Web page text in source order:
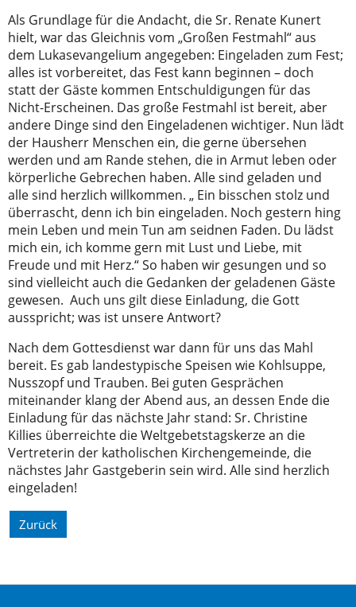
Als Grundlage für die Andacht, die Sr. Renate Kunert
hielt, war das Gleichnis vom „Großen Festmahl“ aus
dem Lukasevangelium angegeben: Eingeladen zum Fest;
alles ist vorbereitet, das Fest kann beginnen – doch
statt der Gäste kommen Entschuldigungen für das
Nicht-Erscheinen. Das große Festmahl ist bereit, aber
andere Dinge sind den Eingeladenen wichtiger. Nun lädt
der Hausherr Menschen ein, die gerne übersehen
werden und am Rande stehen, die in Armut leben oder
körperliche Gebrechen haben. Alle sind geladen und
alle sind herzlich willkommen. „ Ein bisschen stolz und
überrascht, denn ich bin eingeladen. Noch gestern hing
mein Leben und mein Tun am seidnen Faden. Du lädst
mich ein, ich komme gern mit Lust und Liebe, mit
Freude und mit Herz.“ So haben wir gesungen und so
sind vielleicht auch die Gedanken der geladenen Gäste
gewesen. Auch uns gilt diese Einladung, die Gott
ausspricht; was ist unsere Antwort?
Nach dem Gottesdienst war dann für uns das Mahl
bereit. Es gab landestypische Speisen wie Kohlsuppe,
Nusszopf und Trauben. Bei guten Gesprächen
miteinander klang der Abend aus, an dessen Ende die
Einladung für das nächste Jahr stand: Sr. Christine
Killies überreichte die Weltgebetstagskerze an die
Vertreterin der katholischen Kirchengemeinde, die
nächstes Jahr Gastgeberin sein wird. Alle sind herzlich
eingeladen!
Zurück